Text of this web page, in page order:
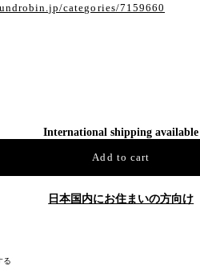
categories/7159660
International shipping available
Add to cart
日本国内にお住まいの方向け
る